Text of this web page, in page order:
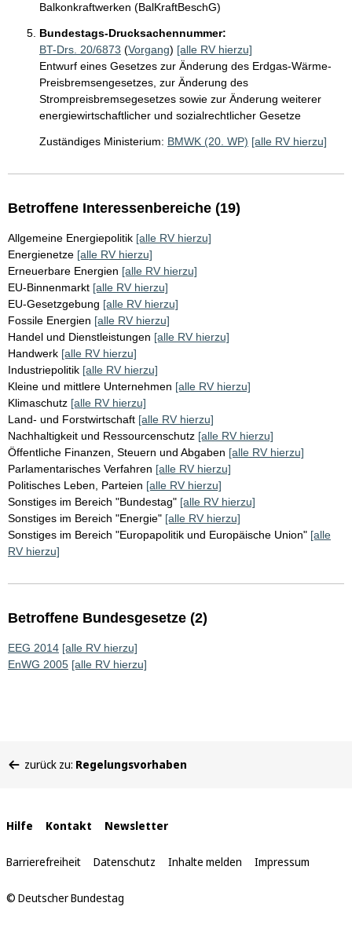
Balkonkraftwerken (BalKraftBeschG)
Bundestags-Drucksachennummer:
BT-Drs. 20/6873 (Vorgang) [alle RV hierzu]
Entwurf eines Gesetzes zur Änderung des Erdgas-Wärme-
Preisbremsengesetzes, zur Änderung des
Strompreisbremsegesetzes sowie zur Änderung weiterer
energiewirtschaftlicher und sozialrechtlicher Gesetze
Zuständiges Ministerium: BMWK (20. WP) [alle RV hierzu]
Betroffene Interessenbereiche (19)
Allgemeine Energiepolitik [alle RV hierzu]
Energienetze [alle RV hierzu]
Erneuerbare Energien [alle RV hierzu]
EU-Binnenmarkt [alle RV hierzu]
EU-Gesetzgebung [alle RV hierzu]
Fossile Energien [alle RV hierzu]
Handel und Dienstleistungen [alle RV hierzu]
Handwerk [alle RV hierzu]
Industriepolitik [alle RV hierzu]
Kleine und mittlere Unternehmen [alle RV hierzu]
Klimaschutz [alle RV hierzu]
Land- und Forstwirtschaft [alle RV hierzu]
Nachhaltigkeit und Ressourcenschutz [alle RV hierzu]
Öffentliche Finanzen, Steuern und Abgaben [alle RV hierzu]
Parlamentarisches Verfahren [alle RV hierzu]
Politisches Leben, Parteien [alle RV hierzu]
Sonstiges im Bereich "Bundestag" [alle RV hierzu]
Sonstiges im Bereich "Energie" [alle RV hierzu]
Sonstiges im Bereich "Europapolitik und Europäische Union" [alle
RV hierzu]
Betroffene Bundesgesetze (2)
EEG 2014 [alle RV hierzu]
EnWG 2005 [alle RV hierzu]
befinden
zurück zu: Regelungsvorhaben
Interne
Links
Hilfe Kontakt Newsletter
Barrierefreiheit Datenschutz Inhalte melden Impressum
© Deutscher Bundestag